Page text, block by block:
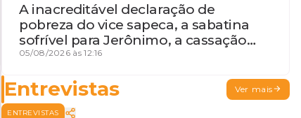
A inacreditável declaração de
pobreza do vice sapeca, a sabatina
sofrível para Jerônimo, a cassação
iminente da desembargadora e a
05/08/2026 às 12:16
Entrevistas Ver mais
ENTREVISTAS